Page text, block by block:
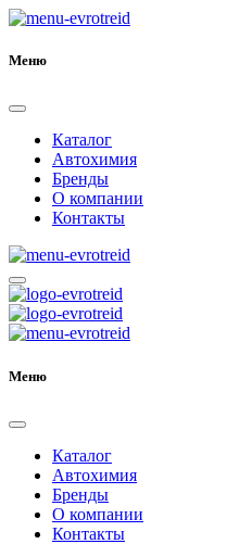
Меню
Каталог
Автохимия
Бренды
О компании
Контакты
Меню
Каталог
Автохимия
Бренды
О компании
Контакты